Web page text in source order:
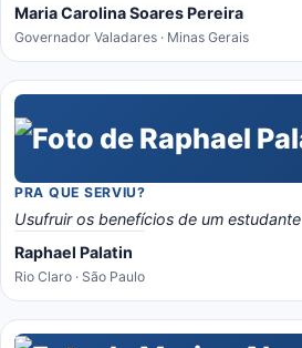
Maria Carolina Soares Pereira
Governador Valadares · Minas Gerais
PRA QUE SERVIU?
Usufruir os benefícios de um estudante
Raphael Palatin
Rio Claro · São Paulo